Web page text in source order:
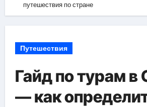
путешествия по стране
Путешествия
Гайд по турам
— как